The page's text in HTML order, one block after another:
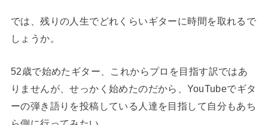
では、残りの人生でどれくらいギターに時間を取れるで
しょうか。
52歳で始めたギター、これからプロを目指す訳ではあ
りませんが、せっかく始めたのだから、YouTubeでギタ
ーの弾き語りを投稿している人達を目指して自分もあち